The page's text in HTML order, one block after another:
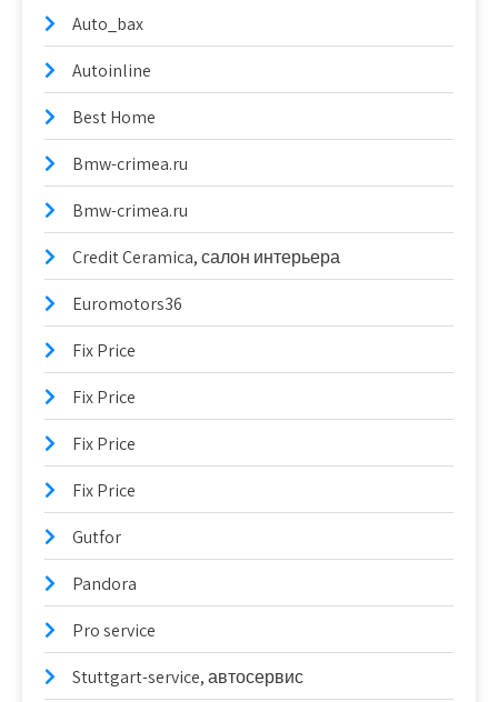
Auto_bax
Autoinline
Best Home
Bmw-crimea.ru
Bmw-crimea.ru
Credit Ceramica, салон интерьера
Euromotors36
Fix Price
Fix Price
Fix Price
Fix Price
Gutfor
Pandora
Pro service
Stuttgart-service, автосервис